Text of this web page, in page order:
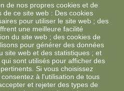
de nos propres cookies et de
ce site web : Des cookies
pour utiliser le site web ; des
une meilleure facilité
du site web ; des cookies de
pour générer des données
site web et des statistiques ; et
sont utilisés pour afficher des
Si vous choisissez
à l'utilisation de tous
et rejeter des types de